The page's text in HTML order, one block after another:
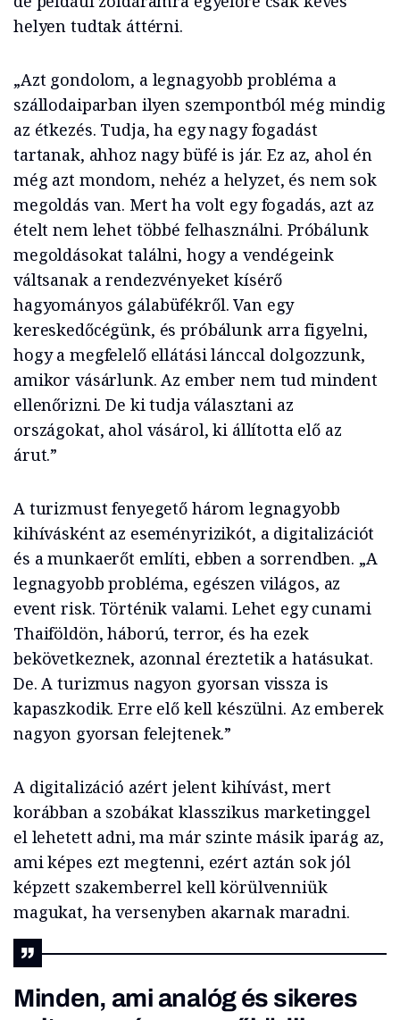
helyen tudtak áttérni.
„Azt gondolom, a legnagyobb probléma a
szállodaiparban ilyen szempontból még mindig
az étkezés. Tudja, ha egy nagy fogadást
tartanak, ahhoz nagy büfé is jár. Ez az, ahol én
még azt mondom, nehéz a helyzet, és nem sok
megoldás van. Mert ha volt egy fogadás, azt az
ételt nem lehet többé felhasználni. Próbálunk
megoldásokat találni, hogy a vendégeink
váltsanak a rendezvényeket kísérő
hagyományos gálabüfékről. Van egy
kereskedőcégünk, és próbálunk arra figyelni,
hogy a megfelelő ellátási lánccal dolgozzunk,
amikor vásárlunk. Az ember nem tud mindent
ellenőrizni. De ki tudja választani az
országokat, ahol vásárol, ki állította elő az
árut.”
A turizmust fenyegető három legnagyobb
kihívásként az eseményrizikót, a digitalizációt
és a munkaerőt említi, ebben a sorrendben. „A
legnagyobb probléma, egészen világos, az
event risk. Történik valami. Lehet egy cunami
Thaiföldön, háború, terror, és ha ezek
bekövetkeznek, azonnal éreztetik a hatásukat.
De. A turizmus nagyon gyorsan vissza is
kapaszkodik. Erre elő kell készülni. Az emberek
nagyon gyorsan felejtenek.”
A digitalizáció azért jelent kihívást, mert
korábban a szobákat klasszikus marketinggel
el lehetett adni, ma már szinte másik iparág az,
ami képes ezt megtenni, ezért aztán sok jól
képzett szakemberrel kell körülvenniük
magukat, ha versenyben akarnak maradni.
Minden, ami analóg és sikeres